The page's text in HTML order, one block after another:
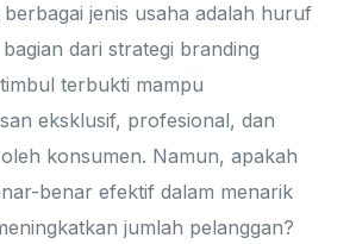
jenis usaha adalah huruf
dari strategi branding
terbukti mampu
eksklusif, profesional, dan
konsumen. Namun, apakah
benar efektif dalam menarik
jumlah pelanggan?